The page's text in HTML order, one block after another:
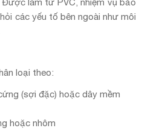
các yếu tố bên ngoài như môi
loại theo:
(sợi đặc) hoặc dây mềm
hoặc nhôm